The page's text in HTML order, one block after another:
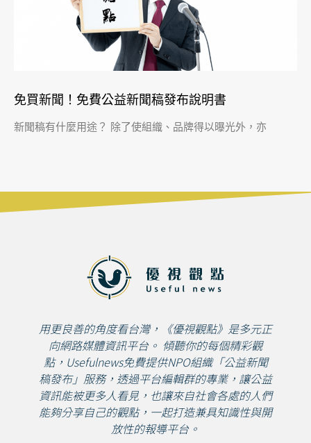
免買新聞！免費公益新聞稿發布說明書
新聞稿有什麼用途？ 除了使組織、品牌得以曝光外，亦
用更良善的角度看台灣，《優視觀點》是多元正
向網路媒體資訊平台。 傾聽你的每個精彩觀
點，Usefulnews免費提供NPO組織「公益新聞
稿發布」服務，透過平台編輯群的專業，讓公益
資訊能被更多人看見，也讓來自社會各處的人們
能夠分享自己的觀點，一起打造兼具知識性與開
放性的報導平台。